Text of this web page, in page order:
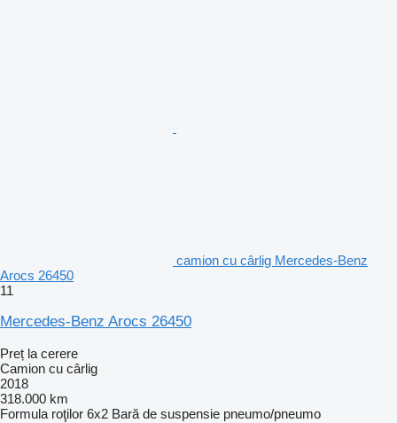
camion cu cârlig Mercedes-Benz
Arocs 26450
11
Mercedes-Benz Arocs 26450
Preț la cerere
Camion cu cârlig
2018
318.000 km
Formula roţilor 6x2 Bară de suspensie pneumo/pneumo